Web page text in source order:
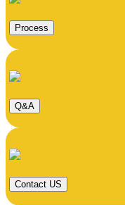
Process
Q&A
Contact US